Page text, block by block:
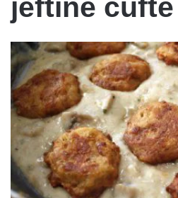
jeftine cufte